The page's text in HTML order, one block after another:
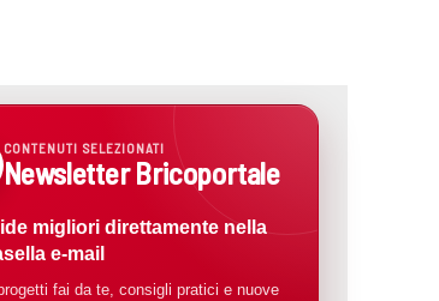
CONTENUTI SELEZIONATI
Newsletter Bricoportale
migliori direttamente nella
e-mail
fai da te, consigli pratici e nuove